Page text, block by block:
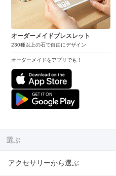
オーダーメイドブレスレット
230種以上の石で自由にデザイン
オーダーメイドをアプリでも！
選ぶ
アクセサリーから選ぶ